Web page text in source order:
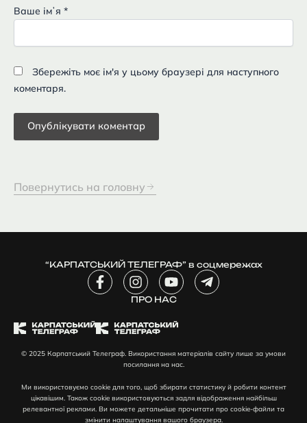
Ваше імʼя *
Збережіть моє ім'я у цьому браузері для наступного
коментаря.
Повернутись на головну
“КАРПАТСЬКИЙ ТЕЛЕГРАФ” в соцмережах
F
a
b
o
-
f
I
n
s
a
r
a
m
Y
o
u
u
e
T
e
a
-
p
l
ПРО НАС
© 2025 Карпатський Телеграф. Використання матеріалів сайту лише за умови
посилання на нас.
Ми використовуємо cookie для того, щоб збирати статистику й робити контент
цікавішим. Також cookie використовуються задля відображення найбільш
релевантної реклами. Ви можете детальніше прочитати про cookie-файли та
змінити налаштування вашого браузера.